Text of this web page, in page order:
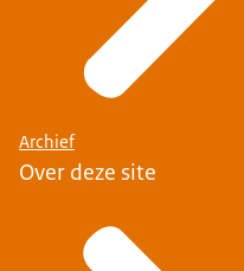
Archief
Over deze site